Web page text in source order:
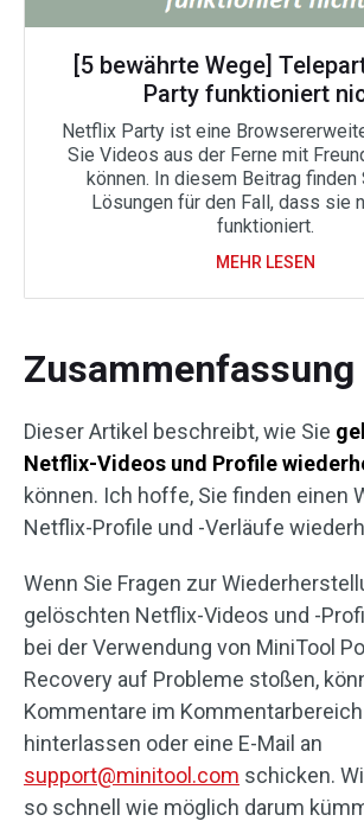
[5 bewährte Wege]
Party funktioniert
Netflix Party ist eine
Sie Videos aus der Ferne mit
können. In diesem Beitrag finden
Lösungen für den Fall, dass sie
funktioniert.
MEHR LESEN
Zusammenfassung
Dieser Artikel beschreibt, wie Sie
Netflix-Videos und Profile
können. Ich hoffe, Sie finden einen
Netflix-Profile und -Verläufe
Wenn Sie Fragen zur
gelöschten Netflix-Videos und -
bei der Verwendung von MiniTool
Recovery auf Probleme stoßen,
Kommentare im
hinterlassen oder eine E-Mail an
support@minitool.com schicken.
so schnell wie möglich darum